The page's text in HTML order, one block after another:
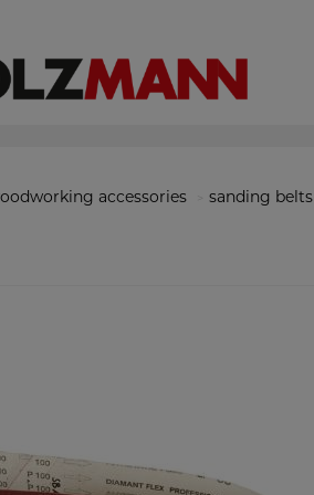
accessories sanding belts